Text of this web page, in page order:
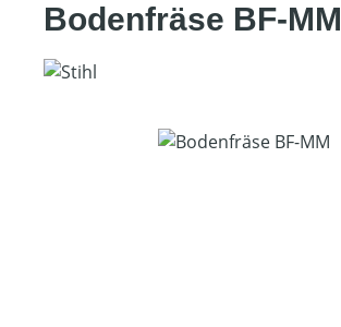
Bodenfräse BF-MM
Bildergalerie überspringen